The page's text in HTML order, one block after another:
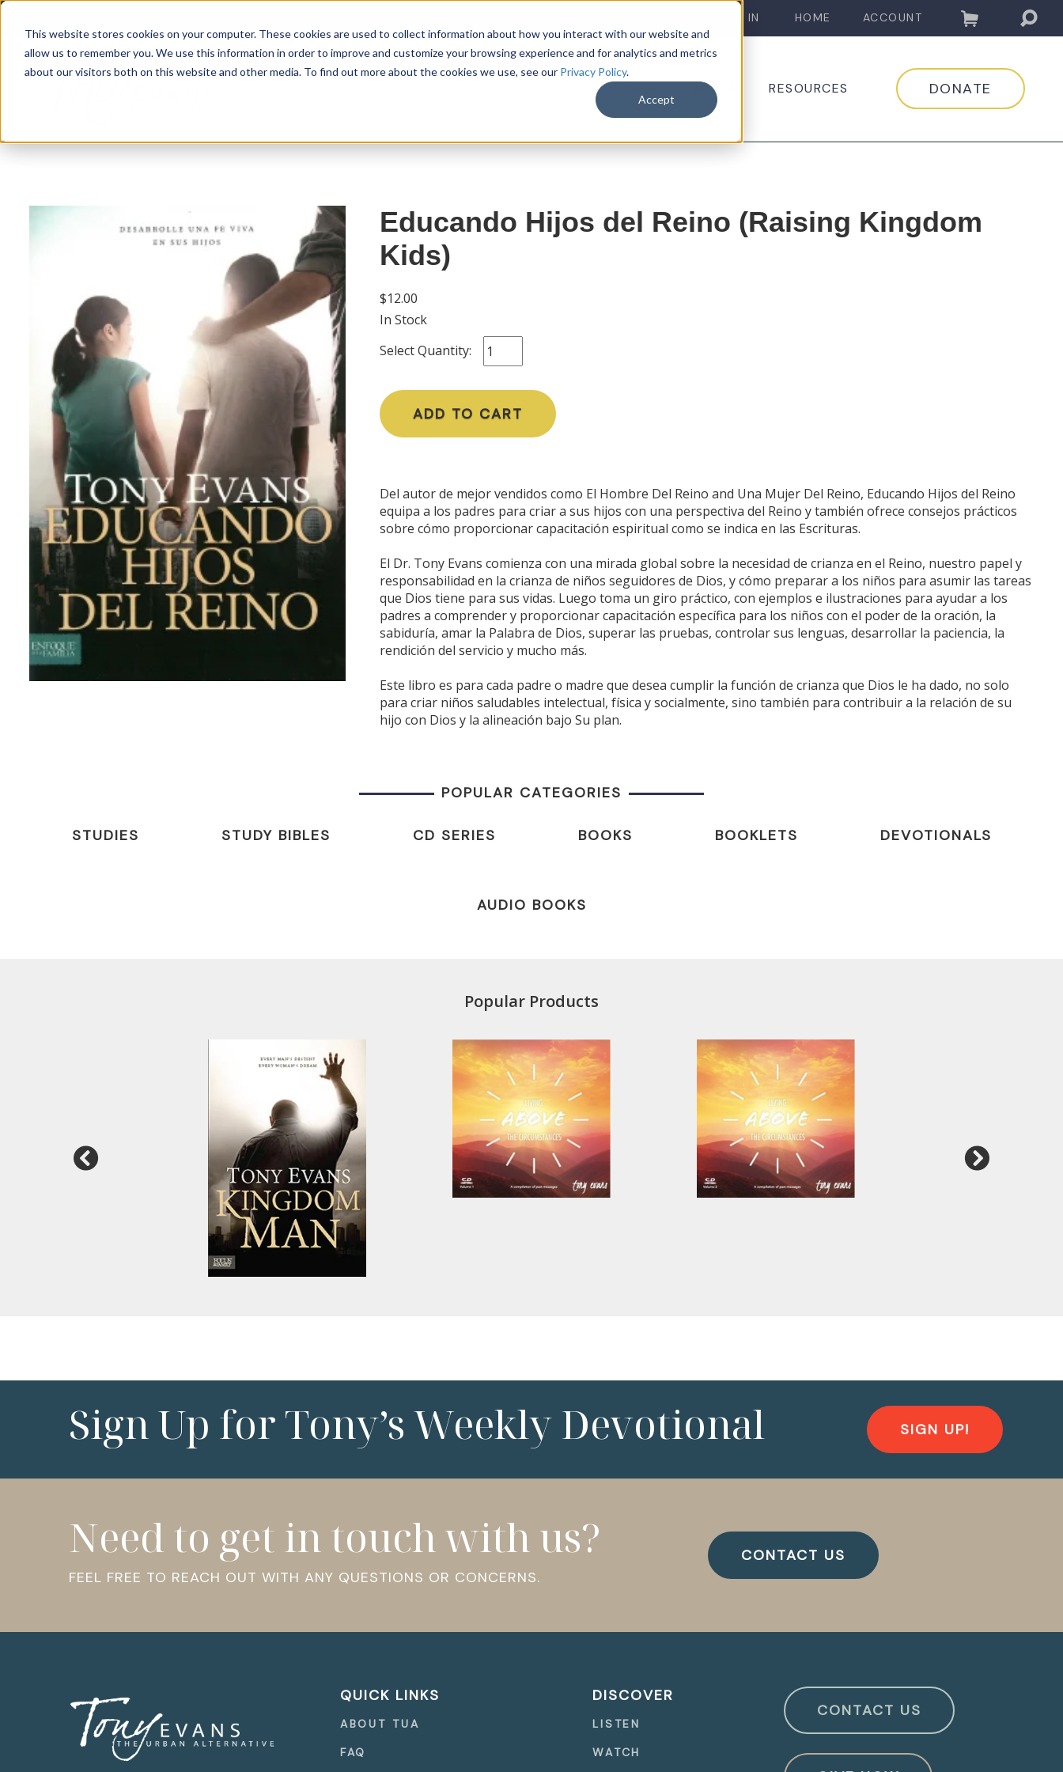
This website stores cookies on your computer. These cookies are used to collect information about how you interact with our website and
allow us to remember you. We use this information in order to improve and customize your browsing experience and for analytics and metrics
about our visitors both on this website and other media. To find out more about the cookies we use, see our Privacy Policy.
Accept
LOG IN HOME ACCOUNT
MEDIA RESOURCES DONATE
Educando Hijos del Reino (Raising Kingdom
Kids)
$12.00
In Stock
Select Quantity:
ADD TO CART
Del autor de mejor vendidos como El Hombre Del Reino and Una Mujer Del Reino, Educando Hijos del Reino
equipa a los padres para criar a sus hijos con una perspectiva del Reino y también ofrece consejos prácticos
sobre cómo proporcionar capacitación espiritual como se indica en las Escrituras.
El Dr. Tony Evans comienza con una mirada global sobre la necesidad de crianza en el Reino, nuestro papel y
responsabilidad en la crianza de niños seguidores de Dios, y cómo preparar a los niños para asumir las tareas
que Dios tiene para sus vidas. Luego toma un giro práctico, con ejemplos e ilustraciones para ayudar a los
padres a comprender y proporcionar capacitación específica para los niños con el poder de la oración, la
sabiduría, amar la Palabra de Dios, superar las pruebas, controlar sus lenguas, desarrollar la paciencia, la
rendición del servicio y mucho más.
Este libro es para cada padre o madre que desea cumplir la función de crianza que Dios le ha dado, no solo
para criar niños saludables intelectual, física y socialmente, sino también para contribuir a la relación de su
hijo con Dios y la alineación bajo Su plan.
POPULAR CATEGORIES
STUDIES STUDY BIBLES CD SERIES BOOKS BOOKLETS DEVOTIONALS
AUDIO BOOKS
Popular Products
Sign Up for Tony’s Weekly Devotional SIGN UP!
Need to get in touch with us?
FEEL FREE TO REACH OUT WITH ANY QUESTIONS OR CONCERNS.
CONTACT US
QUICK LINKS
ABOUT TUA
FAQ
DISCOVER
LISTEN
WATCH
CONTACT US